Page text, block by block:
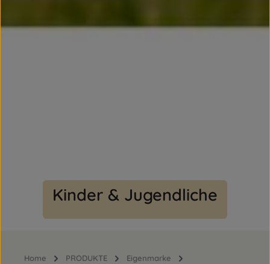
Kinder & Jugendliche
Home PRODUKTE
Eigenmarke